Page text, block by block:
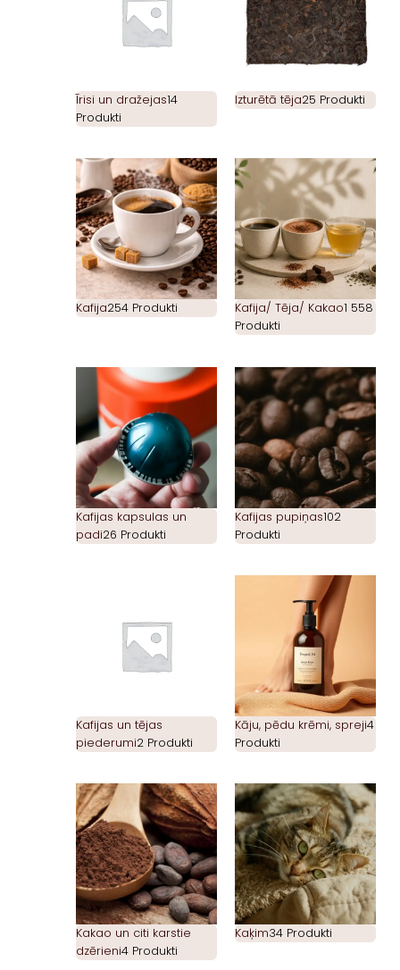
Īrisi un dražejas14
Produkti
Izturētā tēja25 Produkti
Kafija254 Produkti Kafija/ Tēja/ Kakao1 558
Produkti
Kafijas kapsulas un
padi26 Produkti
Kafijas pupiņas102
Produkti
Kafijas un tējas
piederumi2 Produkti
Kāju, pēdu krēmi, spreji4
Produkti
Kakao un citi karstie
dzērieni4 Produkti
Kaķim34 Produkti